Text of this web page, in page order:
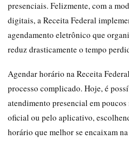
presenciais. Felizmente, com a
digitais, a Receita Federal
agendamento eletrônico que
reduz drasticamente o tempo
Agendar horário na Receita
processo complicado. Hoje, é
atendimento presencial em
oficial ou pelo aplicativo,
horário que melhor se encaixam